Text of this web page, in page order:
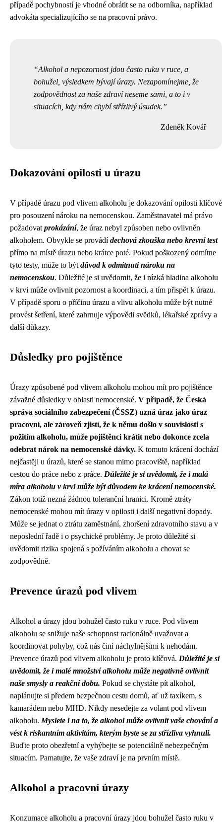
případě pochybností je vhodné obrátit se na odborníka, například
advokáta specializujícího se na pracovní právo.
Alkohol a nepozornost jdou často ruku v ruce, a
bohužel, výsledkem bývají úrazy. Nezapomínejme, že
zodpovědnost za naše zdraví neseme sami, a to i v
situacích, kdy nám chybí střízlivý úsudek.
Zdeněk Kovář
Dokazování opilosti u úrazu
V případě úrazu pod vlivem alkoholu je dokazování opilosti klíčové
pro posouzení nároku na nemocenskou. Zaměstnavatel má právo
požadovat prokázání, že úraz nebyl způsoben nebo ovlivněn
alkoholem. Obvykle se provádídechová zkouška nebo krevní test
přímo na místě úrazu nebo krátce poté. Pokud poškozený odmítne
tyto testy, může to být důvod k odmítnutí nároku na
nemocenskou. Důležité je si uvědomit, že i nízká hladina alkoholu
v krvi může ovlivnit pozornost a koordinaci, a tím přispět k úrazu.
V případě sporu o příčinu úrazu a vlivu alkoholu může být nutné
provést šetření, které zahrnuje výpovědi svědků, lékařské zprávy a
další důkazy.
Důsledky pro pojištěnce
Úrazy způsobené pod vlivem alkoholu mohou mít pro pojištěnce
závažné důsledky v oblasti nemocenské. V případě, že Česká
správa sociálního zabezpečení (ČSSZ) uzná úraz jako úraz
pracovní, ale zároveň zjistí, že k němu došlo v souvislosti s
požitím alkoholu, může pojištěnci krátit nebo dokonce zcela
odebrat nárok na nemocenské dávky. K tomuto krácení dochází
nejčastěji u úrazů, které se stanou mimo pracoviště, například
cestou do práce nebo z práce. Důležité je si uvědomit, že i malá
míra alkoholu v krvi může být důvodem ke krácení nemocenské.
Zákon totiž nezná žádnou toleranční hranici. Kromě ztráty
nemocenské mohou mít úrazy v opilosti i další negativní dopady.
Může se jednat o ztrátu zaměstnání, zhoršení zdravotního stavu a v
neposlední řadě i o psychické problémy. Je proto důležité si
uvědomit rizika spojená s požíváním alkoholu a chovat se
zodpovědně.
Prevence úrazů pod vlivem
Alkohol a úrazy jdou bohužel často ruku v ruce. Pod vlivem
alkoholu se snižuje naše schopnost racionálně uvažovat a
koordinovat pohyby, což nás činí náchylnějšími k nehodám.
Prevence úrazů pod vlivem alkoholu je proto klíčová. Důležité je si
uvědomit, že i malé množství alkoholu může negativně ovlivnit
naše smysly a reakční dobu. Pokud se chystáte pít alkohol,
naplánujte si předem bezpečnou cestu domů, ať už taxíkem, s
kamarádem nebo MHD. Nikdy nesedejte za volant pod vlivem
alkoholu. Myslete i na to, že alkohol může ovlivnit vaše chování a
vést k riskantním aktivitám, kterým byste se za střízliva vyhnuli.
Buďte proto obezřetní a vyhýbejte se potenciálně nebezpečným
situacím. Pamatujte, že vaše zdraví je na prvním místě.
Alkohol a pracovní úrazy
Konzumace alkoholu a pracovní úrazy jdou bohužel často ruku v